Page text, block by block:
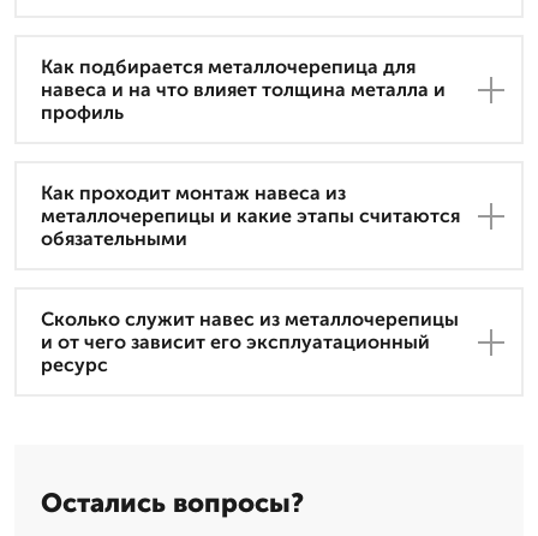
Как подбирается металлочерепица для
навеса и на что влияет толщина металла и
профиль
Как проходит монтаж навеса из
металлочерепицы и какие этапы считаются
обязательными
Сколько служит навес из металлочерепицы
и от чего зависит его эксплуатационный
ресурс
Остались вопросы?